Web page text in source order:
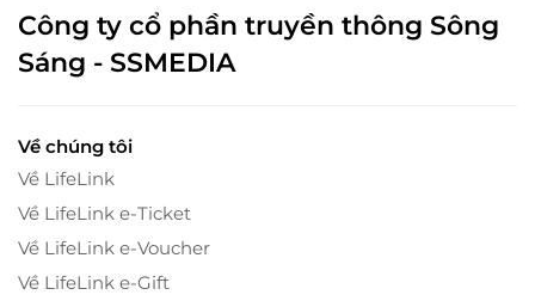
Thái Nguyên
Quảng Ngãi
Tuyên Quang
An Giang
Bến Tre
Vĩnh Long
Trà Vinh
Công ty cổ phần truyền thông Sông
Sáng - SSMEDIA
Về chúng tôi
Về LifeLink
Về LifeLink e-Ticket
Về LifeLink e-Voucher
Về LifeLink e-Gift